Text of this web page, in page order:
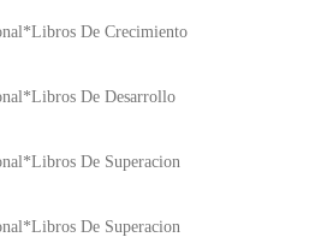
De Crecimiento
De Desarrollo
De Superacion
De Superacion